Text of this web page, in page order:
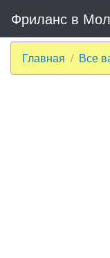
Фриланс в
Главная Все